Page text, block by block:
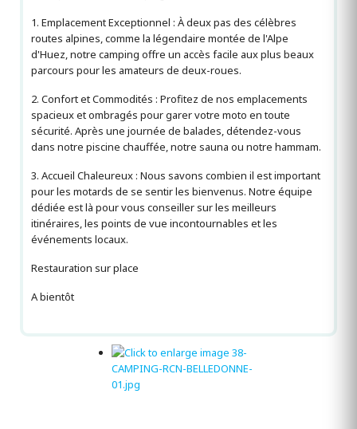
1. Emplacement Exceptionnel : À deux pas des célèbres
routes alpines, comme la légendaire montée de l'Alpe
d'Huez, notre camping offre un accès facile aux plus beaux
parcours pour les amateurs de deux-roues.
2. Confort et Commodités : Profitez de nos emplacements
spacieux et ombragés pour garer votre moto en toute
sécurité. Après une journée de balades, détendez-vous
dans notre piscine chauffée, notre sauna ou notre hammam.
3. Accueil Chaleureux : Nous savons combien il est important
pour les motards de se sentir les bienvenus. Notre équipe
dédiée est là pour vous conseiller sur les meilleurs
itinéraires, les points de vue incontournables et les
événements locaux.
Restauration sur place
A bientôt